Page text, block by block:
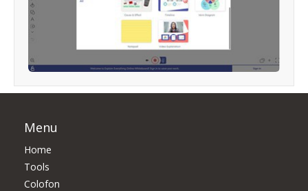
Menu
Home
Tools
Colofon